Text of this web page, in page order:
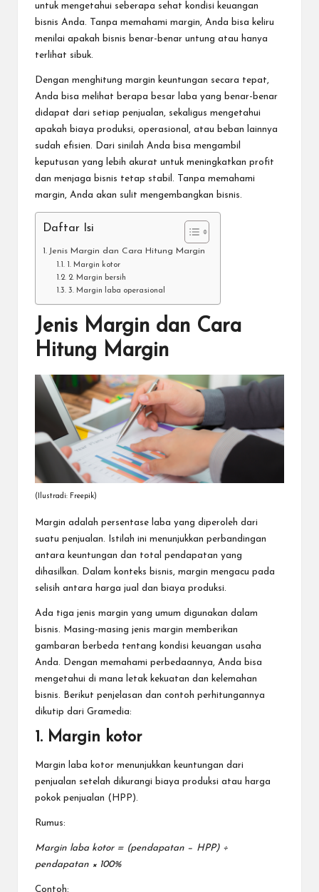
untuk mengetahui seberapa sehat kondisi keuangan
bisnis Anda. Tanpa memahami margin, Anda bisa keliru
menilai apakah bisnis benar-benar untung atau hanya
terlihat sibuk.
Dengan menghitung margin keuntungan secara tepat,
Anda bisa melihat berapa besar laba yang benar-benar
didapat dari setiap penjualan, sekaligus mengetahui
apakah biaya produksi, operasional, atau beban lainnya
sudah efisien. Dari sinilah Anda bisa mengambil
keputusan yang lebih akurat untuk meningkatkan profit
dan menjaga bisnis tetap stabil. Tanpa memahami
margin, Anda akan sulit mengembangkan bisnis.
Daftar Isi
Jenis Margin dan Cara Hitung Margin
1. Margin kotor
2. Margin bersih
3. Margin laba operasional
Jenis Margin dan Cara
Hitung Margin
(Ilustradi: Freepik)
Margin adalah persentase laba yang diperoleh dari
suatu penjualan. Istilah ini menunjukkan perbandingan
antara keuntungan dan total pendapatan yang
dihasilkan. Dalam konteks bisnis, margin mengacu pada
selisih antara harga jual dan biaya produksi.
Ada tiga jenis margin yang umum digunakan dalam
bisnis. Masing-masing jenis margin memberikan
gambaran berbeda tentang kondisi keuangan usaha
Anda. Dengan memahami perbedaannya, Anda bisa
mengetahui di mana letak kekuatan dan kelemahan
bisnis. Berikut penjelasan dan contoh perhitungannya
dikutip dari Gramedia:
1. Margin kotor
Margin laba kotor menunjukkan keuntungan dari
penjualan setelah dikurangi biaya produksi atau harga
pokok penjualan (HPP).
Rumus:
Margin laba kotor = (pendapatan − HPP) ÷
pendapatan × 100%
Contoh: